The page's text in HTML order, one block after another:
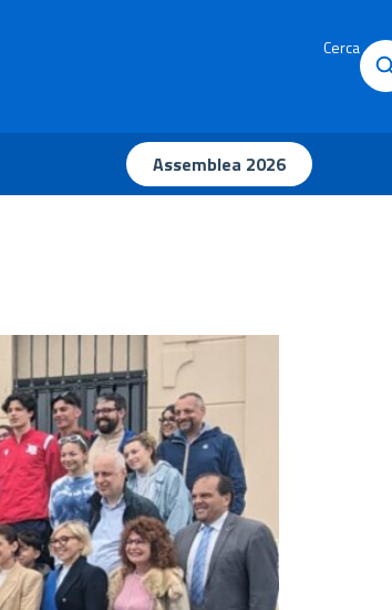
Cerca
Assemblea 2026